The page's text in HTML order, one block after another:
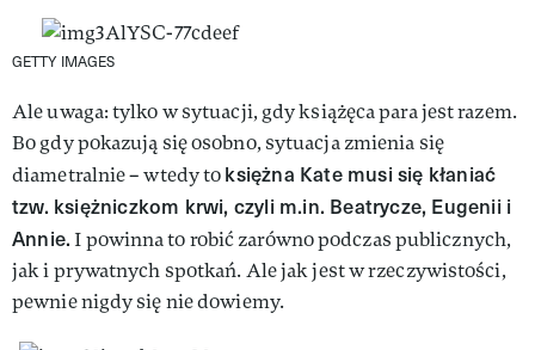
GETTY IMAGES
Ale uwaga: tylko w sytuacji, gdy książęca para jest razem.
Bo gdy pokazują się osobno, sytuacja zmienia się
diametralnie – wtedy toksiężna Kate musi się kłaniać
tzw. księżniczkom krwi, czyli m.in. Beatrycze, Eugenii i
Annie. I powinna to robić zarówno podczas publicznych,
jak i prywatnych spotkań. Ale jak jest w rzeczywistości,
pewnie nigdy się nie dowiemy.